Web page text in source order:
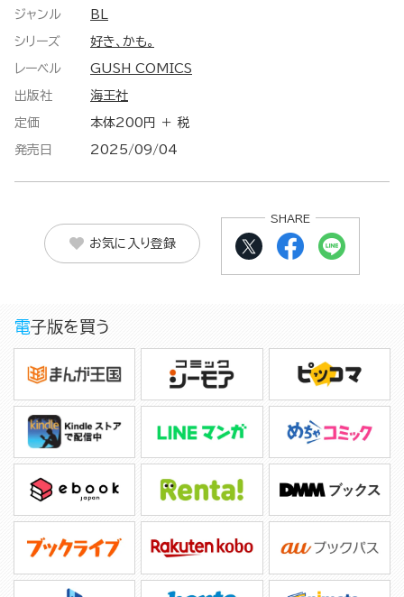
ジャンル BL
シリーズ 好き、かも。
レーベル GUSH COMICS
出版社 海王社
定価 本体200円 ＋ 税
発売日 2025/09/04
お気に入り登録
SHARE
電子版を買う